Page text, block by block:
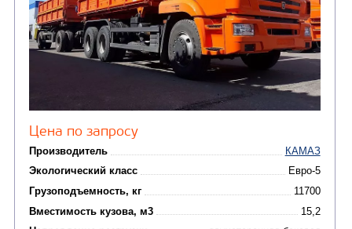
АВТОБУСЫ
Вахтовые автобусы(3)
(8)
Молоковозы, водовозы
Автогудронаторы
КОММУНАЛЬНАЯ
ТЕХНИКА
Комбинированные
машины (18)
Вакуумные машины
Каналопромывочные
Комбинированные